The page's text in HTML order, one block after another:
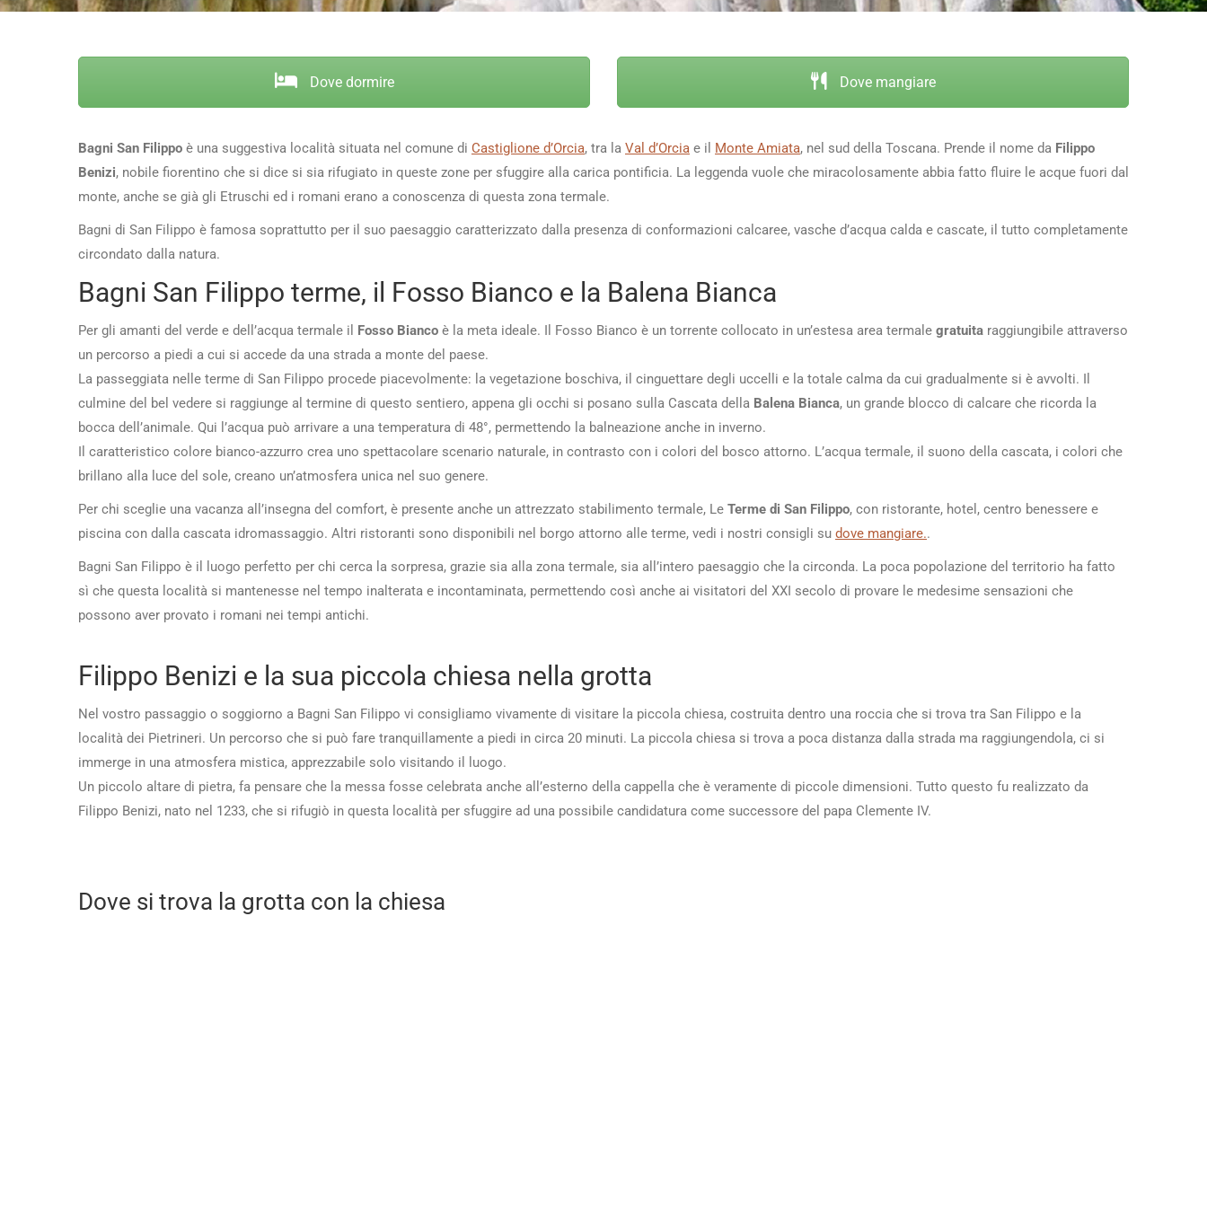
Dove dormire Dove mangiare
Bagni San Filippo è una suggestiva località situata nel comune di Castiglione d’Orcia, tra la Val d’Orcia e il Monte Amiata, nel sud della Toscana. Prende il nome da Filippo
Benizi, nobile fiorentino che si dice si sia rifugiato in queste zone per sfuggire alla carica pontificia. La leggenda vuole che miracolosamente abbia fatto fluire le acque fuori dal
monte, anche se già gli Etruschi ed i romani erano a conoscenza di questa zona termale.
Bagni di San Filippo è famosa soprattutto per il suo paesaggio caratterizzato dalla presenza di conformazioni calcaree, vasche d’acqua calda e cascate, il tutto completamente
circondato dalla natura.
Bagni San Filippo terme, il Fosso Bianco e la Balena Bianca
Per gli amanti del verde e dell’acqua termale il Fosso Bianco è la meta ideale. Il Fosso Bianco è un torrente collocato in un’estesa area termale gratuita raggiungibile attraverso
un percorso a piedi a cui si accede da una strada a monte del paese.
La passeggiata nelle terme di San Filippo procede piacevolmente: la vegetazione boschiva, il cinguettare degli uccelli e la totale calma da cui gradualmente si è avvolti. Il
culmine del bel vedere si raggiunge al termine di questo sentiero, appena gli occhi si posano sulla Cascata della Balena Bianca, un grande blocco di calcare che ricorda la
bocca dell’animale. Qui l’acqua può arrivare a una temperatura di 48°, permettendo la balneazione anche in inverno.
Il caratteristico colore bianco-azzurro crea uno spettacolare scenario naturale, in contrasto con i colori del bosco attorno. L’acqua termale, il suono della cascata, i colori che
brillano alla luce del sole, creano un’atmosfera unica nel suo genere.
Per chi sceglie una vacanza all’insegna del comfort, è presente anche un attrezzato stabilimento termale, Le Terme di San Filippo, con ristorante, hotel, centro benessere e
piscina con dalla cascata idromassaggio. Altri ristoranti sono disponibili nel borgo attorno alle terme, vedi i nostri consigli su dove mangiare..
Bagni San Filippo è il luogo perfetto per chi cerca la sorpresa, grazie sia alla zona termale, sia all’intero paesaggio che la circonda. La poca popolazione del territorio ha fatto
sì che questa località si mantenesse nel tempo inalterata e incontaminata, permettendo così anche ai visitatori del XXI secolo di provare le medesime sensazioni che
possono aver provato i romani nei tempi antichi.
Filippo Benizi e la sua piccola chiesa nella grotta
Nel vostro passaggio o soggiorno a Bagni San Filippo vi consigliamo vivamente di visitare la piccola chiesa, costruita dentro una roccia che si trova tra San Filippo e la
località dei Pietrineri. Un percorso che si può fare tranquillamente a piedi in circa 20 minuti. La piccola chiesa si trova a poca distanza dalla strada ma raggiungendola, ci si
immerge in una atmosfera mistica, apprezzabile solo visitando il luogo.
Un piccolo altare di pietra, fa pensare che la messa fosse celebrata anche all’esterno della cappella che è veramente di piccole dimensioni. Tutto questo fu realizzato da
Filippo Benizi, nato nel 1233, che si rifugiò in questa località per sfuggire ad una possibile candidatura come successore del papa Clemente IV.
Dove si trova la grotta con la chiesa